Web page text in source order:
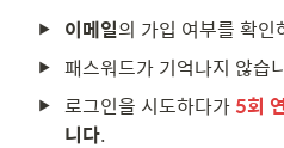
이메일의 가입 여부를 확인
패스워드가 기억나지 않습
로그인을 시도하다가 5회
니다.